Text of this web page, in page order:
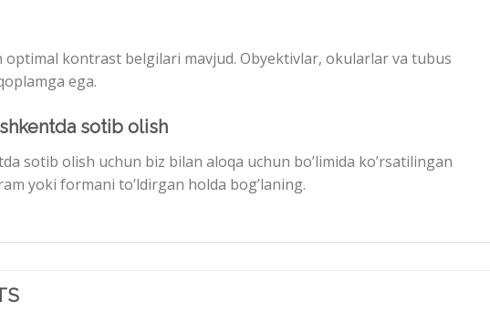
kontrast belgilari mavjud. Obyektivlar, okularlar va tubus
ega.
sotib olish
sotib olish uchun biz bilan aloqa uchun bo’limida ko’rsatilingan
yoki formani to’ldirgan holda bog’laning.